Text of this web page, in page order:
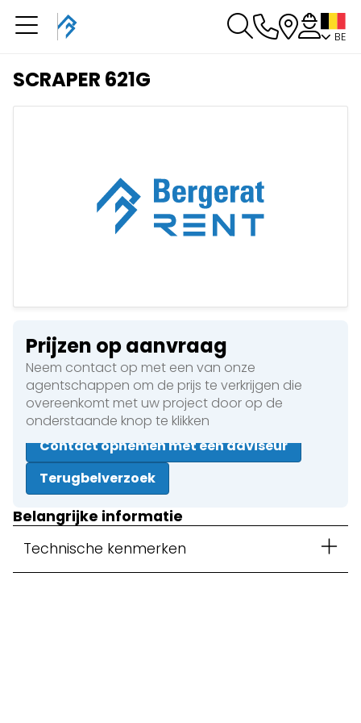
BE
SCRAPER 621G
Technische kenmerken
Belangrijke informatie
Contact opnemen met een adviseur
Terugbelverzoek
Prijzen op aanvraag
Neem contact op met een van onze
agentschappen om de prijs te verkrijgen die
overeenkomt met uw project door op de
onderstaande knop te klikken
U heeft een boeking in
behandeling
U heeft geen boeking in behandeling